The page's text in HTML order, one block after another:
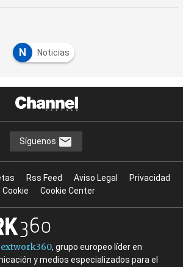
N Noticias
Síguenos
Rss Feed Aviso Legal
Privacidad
Cookie
Cookie Center
, grupo europeo líder en
y medios especializados para el